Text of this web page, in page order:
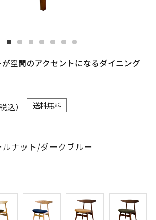
空間のアクセントになるダイニング
込） 送料無料
ナット/ダークブルー